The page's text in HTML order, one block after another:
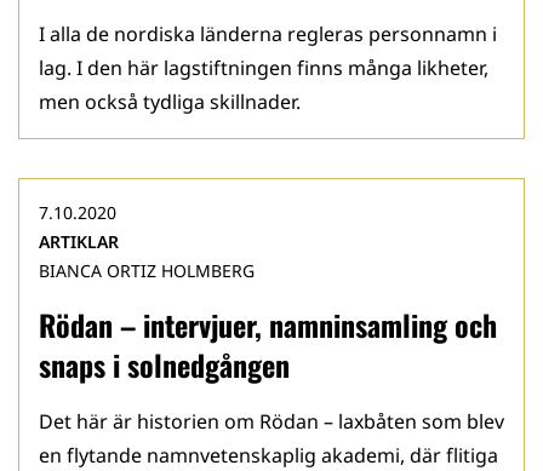
I alla de nordiska länderna regleras personnamn i
lag. I den här lagstiftningen finns många likheter,
men också tydliga skillnader.
Rödan – intervjuer, namninsamling och
snaps i solnedgången
7.10.2020
ARTIKLAR
BIANCA ORTIZ HOLMBERG
Det här är historien om Rödan – laxbåten som blev
en flytande namnvetenskaplig akademi, där flitiga